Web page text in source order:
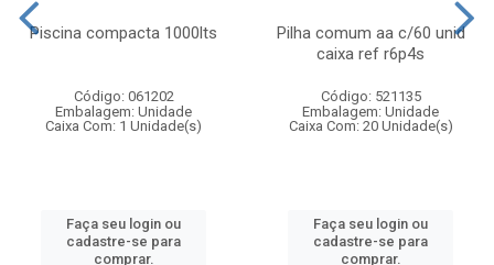
Piscina compacta 1000lts
Código: 061202
Embalagem: Unidade
Caixa Com: 1 Unidade(s)
Faça seu login ou
cadastre-se para
comprar.
Pilha comum aa c/60 unid
caixa ref r6p4s
Código: 521135
Embalagem: Unidade
Caixa Com: 20 Unidade(s)
Faça seu login ou
cadastre-se para
comprar.